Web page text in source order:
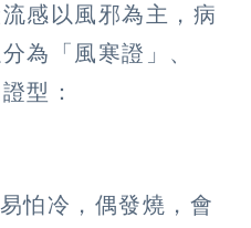
感以風邪為主，病
為「風寒證」、
型：
怕冷，偶發燒，會